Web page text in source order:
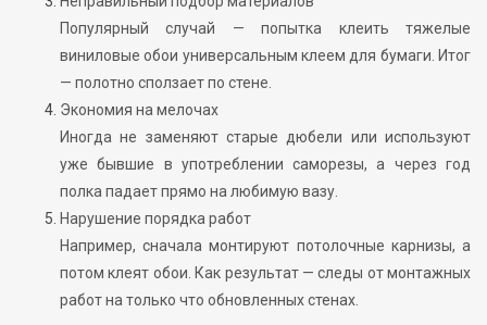
Популярный случай — попытка клеить тяжелые
виниловые обои универсальным клеем для бумаги. Итог
— полотно сползает по стене.
Экономия на мелочах
Иногда не заменяют старые дюбели или используют
уже бывшие в употреблении саморезы, а через год
полка падает прямо на любимую вазу.
Нарушение порядка работ
Например, сначала монтируют потолочные карнизы, а
потом клеят обои. Как результат — следы от монтажных
работ на только что обновленных стенах.